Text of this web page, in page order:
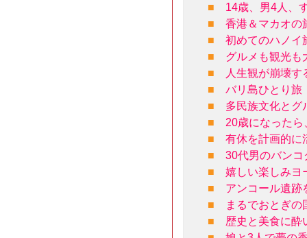
■
14歳、男4人、
■
香港＆マカオの
■
初めてのハノイ
■
グルメも観光も
■
人生観が崩壊
■
バリ島ひとり旅
■
多民族文化とグ
■
20歳になった
■
有休を計画的に
■
30代男のバン
■
嬉しい楽しみヨ
■
アンコール遺跡
■
まるでおとぎ
■
歴史と美食に酔